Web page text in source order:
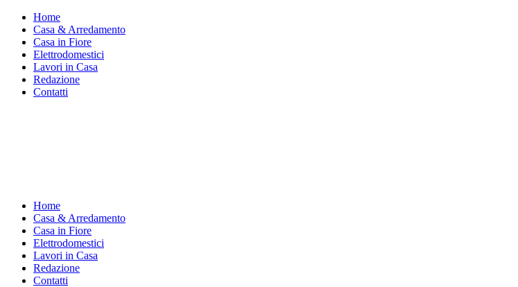
Home
Casa & Arredamento
Casa in Fiore
Elettrodomestici
Lavori in Casa
Redazione
Contatti
Home
Casa & Arredamento
Casa in Fiore
Elettrodomestici
Lavori in Casa
Redazione
Contatti